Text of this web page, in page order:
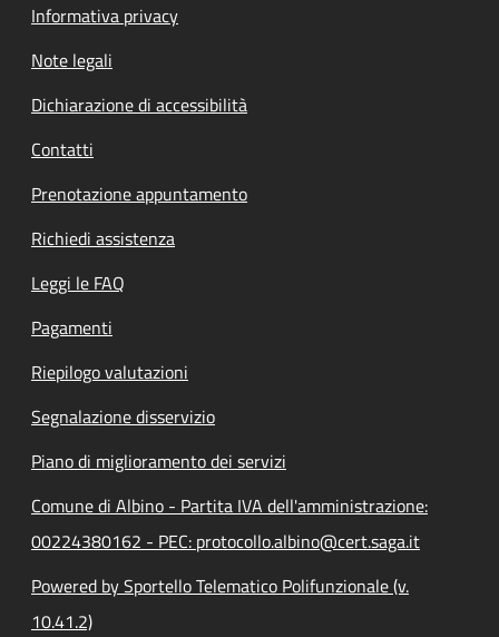
Informativa privacy
Note legali
Dichiarazione di accessibilità
Contatti
Prenotazione appuntamento
Richiedi assistenza
Leggi le FAQ
Pagamenti
Riepilogo valutazioni
Segnalazione disservizio
Piano di miglioramento dei servizi
Comune di Albino - Partita IVA dell'amministrazione:
00224380162 - PEC: protocollo.albino@cert.saga.it
Powered by Sportello Telematico Polifunzionale (v.
10.41.2)